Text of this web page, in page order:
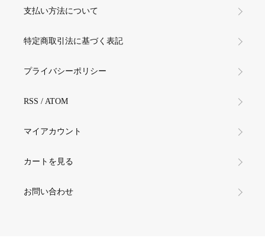
支払い方法について
特定商取引法に基づく表記
プライバシーポリシー
RSS / ATOM
マイアカウント
カートを見る
お問い合わせ